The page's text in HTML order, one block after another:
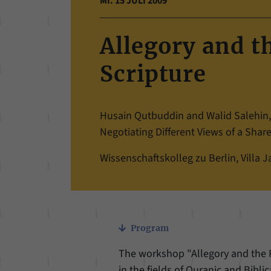
Allegory and
Scripture
Husain Qutbuddin and Walid
Negotiating Different Views of a
Wissenschaftskolleg zu Berlin, Villa
Program
The workshop "Allegory and the